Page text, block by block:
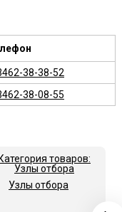
38-38-52
38-08-55
Узлы отбора